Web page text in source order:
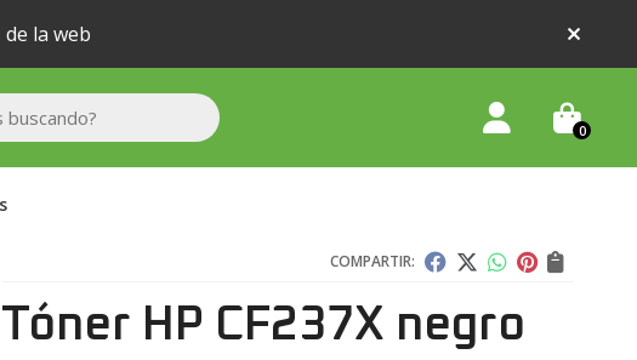
la web
0
COMPARTIR:
Tóner HP CF237X negro